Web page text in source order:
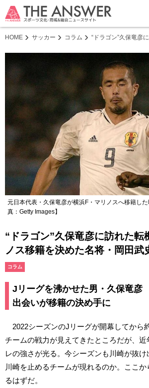
HOME サッカー コラム “ドラゴン”久保竜彦
元日本代表・久保竜彦が横浜F・マリノスへ移籍し
真：Getty Images】
“ドラゴン”久保竜彦に訪れた
ノス移籍を決めた名将・岡田武
コラム
Jリーグを沸かせた男・久保竜
出会いが移籍の決め手に
2022シーズンのJリーグが開幕してから
チームの戦力が見えてきたところだが、
レの強さが光る。今シーズンも川崎が抜
川崎を止めるチームが現れるのか。ここか
るはずだ。